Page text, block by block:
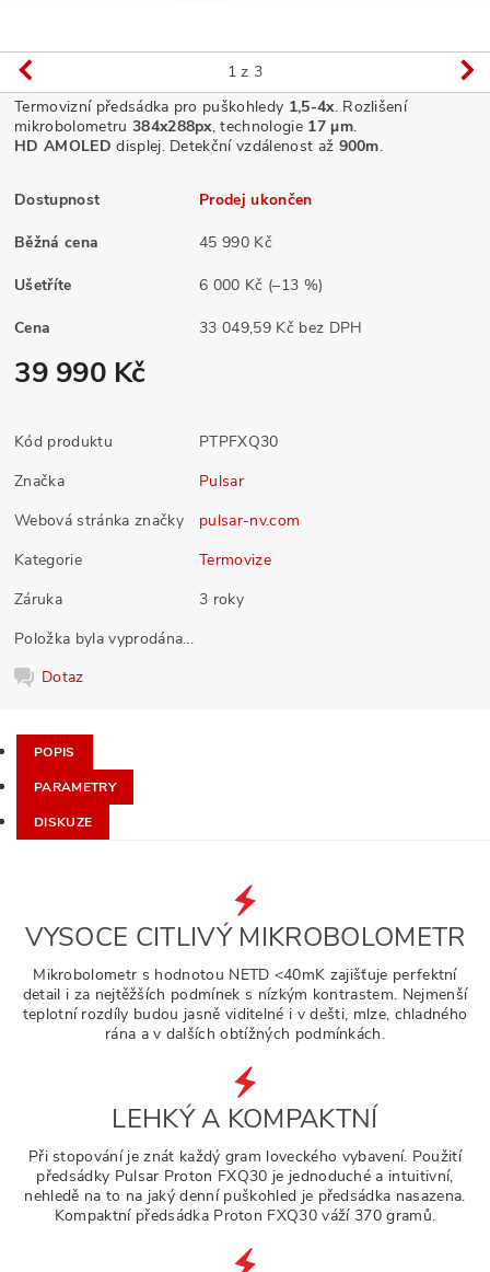
1 z 3
Termovizní předsádka pro puškohledy 1,5-4x. Rozlišení
mikrobolometru 384x288px, technologie 17 µm.
HD AMOLED displej. Detekční vzdálenost až 900m.
Dostupnost Prodej ukončen
Běžná cena 45 990 Kč
Ušetříte 6 000 Kč (–13 %)
Cena 33 049,59 Kč bez DPH
39 990 Kč
Kód produktu
PTPFXQ30
Značka
Pulsar
Webová stránka značky
pulsar-nv.com
Kategorie
Termovize
Záruka
3 roky
Položka byla vyprodána...
Dotaz
POPIS
PARAMETRY
DISKUZE
VYSOCE CITLIVÝ MIKROBOLOMETR
Mikrobolometr s hodnotou NETD <40mK zajišťuje perfektní
detail i za nejtěžších podmínek s nízkým kontrastem. Nejmenší
teplotní rozdíly budou jasně viditelné i v dešti, mlze, chladného
rána a v dalších obtížných podmínkách.
LEHKÝ A KOMPAKTNÍ
Při stopování je znát každý gram loveckého vybavení. Použití
předsádky Pulsar Proton FXQ30 je jednoduché a intuitivní,
nehledě na to na jaký denní puškohled je předsádka nasazena.
Kompaktní předsádka Proton FXQ30 váží 370 gramů.